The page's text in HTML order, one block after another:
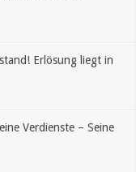
Erlösung liegt in
Verdienste – Seine